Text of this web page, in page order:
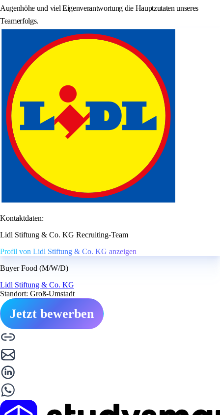
Augenhöhe und viel Eigenverantwortung die Hauptzutaten unseres
Teamerfolgs.
Kontaktdaten:
Lidl Stiftung & Co. KG Recruiting-Team
Profil von Lidl Stiftung & Co. KG anzeigen
Buyer Food (M/W/D)
Lidl Stiftung & Co. KG
Standort: Groß-Umstadt
Jetzt bewerben